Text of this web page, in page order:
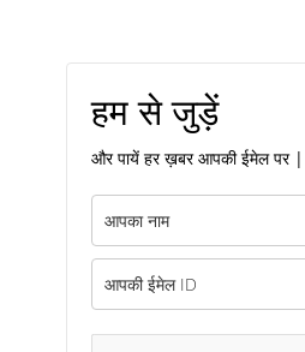
हम से जुड़ें
और पायें हर ख़बर आपकी ईमेल पर |